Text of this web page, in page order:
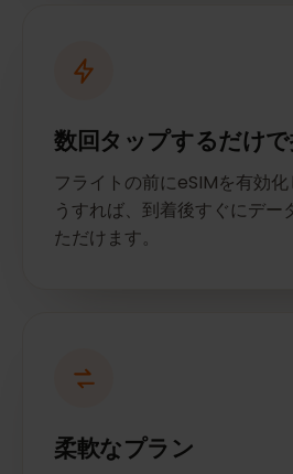
数回タップするだけ
フライトの前にeSIMを有効
うすれば、到着後すぐにデー
ただけます。
柔軟なプラン